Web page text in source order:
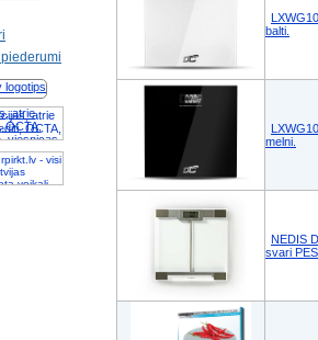
atrie
OCTA,
viesnicas,
balti.
melni.
NEDIS
svari